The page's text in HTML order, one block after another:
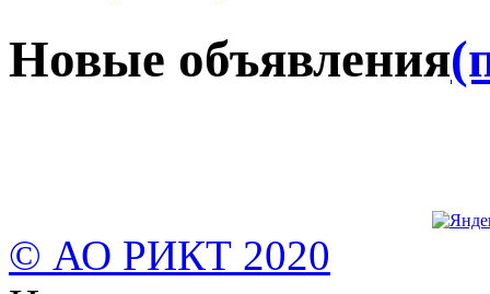
Новые объявления
© АО РИКТ 2020